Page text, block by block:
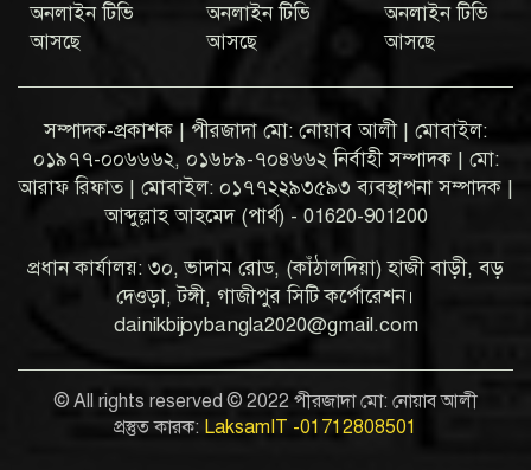
অনলাইন টিভি
আসছে
অনলাইন টিভি
আসছে
অনলাইন টিভি
আসছে
সম্পাদক-প্রকাশক | পীরজাদা মো: নোয়াব আলী | মোবাইল:
০১৯৭৭-০০৬৬৬২, ০১৬৮৯-৭০৪৬৬২ নির্বাহী সম্পাদক | মো:
আরাফ রিফাত | মোবাইল: ০১৭৭২২৯৩৫৯৩ ব্যবস্থাপনা সম্পাদক |
আব্দুল্লাহ আহমেদ (পার্থ) - 01620-901200
প্রধান কার্যালয়: ৩০, ভাদাম রোড, (কাঁঠালদিয়া) হাজী বাড়ী, বড়
দেওড়া, টঙ্গী, গাজীপুর সিটি কর্পোরেশন।
dainikbijoybangla2020@gmail.com
© All rights reserved © 2022 পীরজাদা মো: নোয়াব আলী
প্রস্তুত কারক: LaksamIT -01712808501